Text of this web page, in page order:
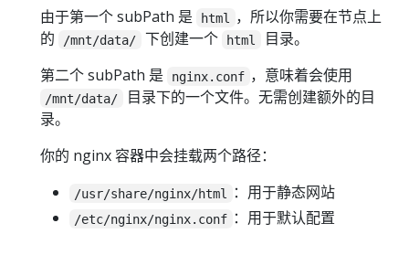
由于第一个 subPath 是
html
，所以你需要在节点上
的
/mnt/data/ 下创建一个 html
目录。
第二个 subPath 是
nginx.conf ，意味着会使用
/mnt/data/
目录下的一个文件。无需创建额外的目
录。
你的 nginx 容器中会挂载两个路径：
/usr/share/nginx/html ：用于静态网站
/etc/nginx/nginx.conf ：用于默认配置